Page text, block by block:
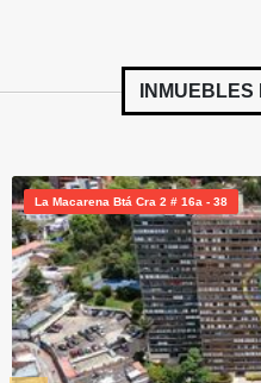
INMUEBLES
La Macarena Btá Cra 2 # 16a - 38